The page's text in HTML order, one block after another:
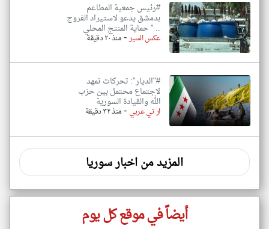
#رئيس جمعية المطاعم
بدمشق يدعو لاستيراد الفروج
.. " حماية المنتج المحلي
عكس السير-منذ ٢٠ دقيقة
#"الديار": تحركات تمهد
لاجتماع محتمل بين حزب
الله والقيادة السورية
ار تي عربي -منذ ٣٢ دقيقة
المزيد من اخبار سوريا
أيضاً في موقع كل يوم